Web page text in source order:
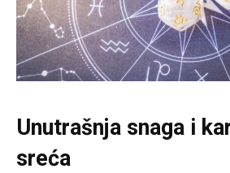
Unutrašnja snaga i
sreća